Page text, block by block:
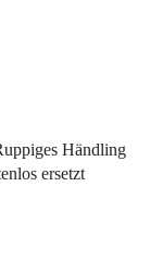
Händling
ersetzt